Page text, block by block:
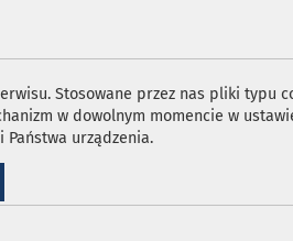
Stosowane przez nas pliki typu
w dowolnym momencie w
Państwa urządzenia.